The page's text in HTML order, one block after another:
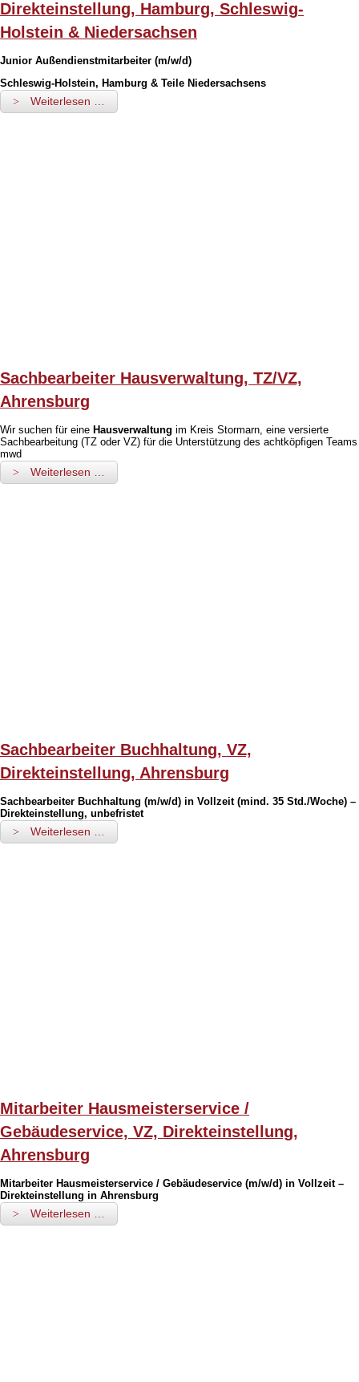
Direkteinstellung, Hamburg, Schleswig-
Holstein & Niedersachsen
Junior Außendienstmitarbeiter (m/w/d)
Schleswig-Holstein, Hamburg & Teile Niedersachsens
Weiterlesen …
Sachbearbeiter Hausverwaltung, TZ/VZ,
Ahrensburg
Wir suchen für eine Hausverwaltung im Kreis Stormarn, eine versierte
Sachbearbeitung (TZ oder VZ) für die Unterstützung des achtköpfigen Teams
mwd
Weiterlesen …
Sachbearbeiter Buchhaltung, VZ,
Direkteinstellung, Ahrensburg
Sachbearbeiter Buchhaltung (m/w/d) in Vollzeit (mind. 35 Std./Woche) –
Direkteinstel­lung, unbefristet
Weiterlesen …
Mitarbeiter Hausmeisterservice /
Gebäudeservice, VZ, Direkteinstellung,
Ahrensburg
Mitarbeiter Hausmeisterservice / Gebäudeservice (m/w/d) in Vollzeit –
Direkteinstellung in Ahrensburg
Weiterlesen …